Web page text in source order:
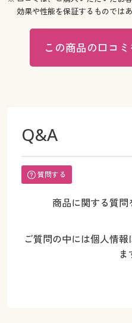
効果や性能を保証するものではあ
この商品の口コ
Q&A
質問する
商品に関する質問
ご質問の中には個人情
ま